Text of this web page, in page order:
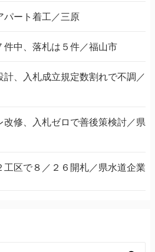
パート着工／三原
中、落札は５件／福山市
、入札成立規定数割れで不調／
修、入札ゼロで善後策検討／県
区で８／２６開札／県水道企業